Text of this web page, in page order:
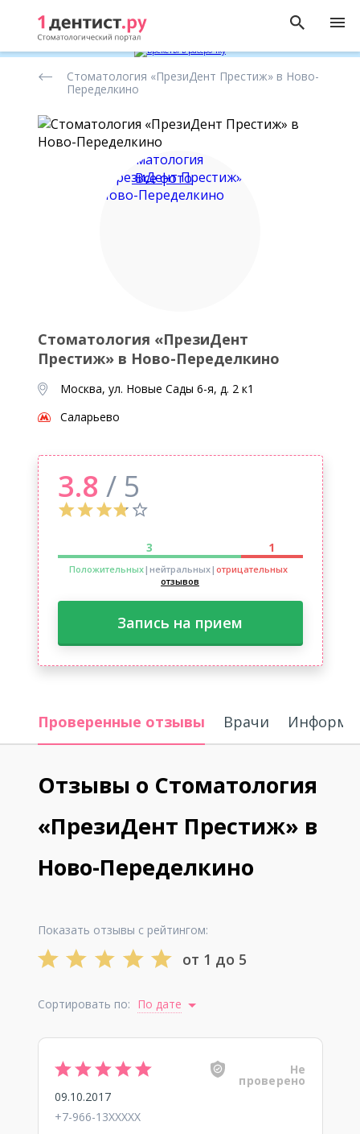
стоматологических
Стоматология «ПрезиДент Престиж» в Ново-
Переделкино
Все фото
Стоматология «ПрезиДент
Престиж» в Ново-Переделкино
Москва, ул. Новые Сады 6-я, д. 2 к1
Саларьево
3.8 / 5
3 1
Положительных|нейтральных| отрицательных
отзывов
Запись на прием
Проверенные отзывы Врачи
Отзывы о Стоматология
«ПрезиДент Престиж» в
Ново-Переделкино
Показать отзывы с рейтингом:
от 1 до 5
Сортировать по: По дате
Не
проверено
09.10.2017
+7-966-13XXXXX